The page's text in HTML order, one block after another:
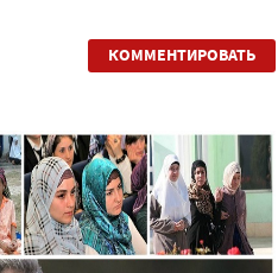
КОММЕНТИРОВАТЬ